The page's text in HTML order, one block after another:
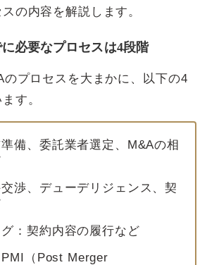
の内容を解説します。
必要なプロセスは4段階
のプロセスを大まかに、以下の4
す。
備、委託業者選定、M&Aの相
渉、デューデリジェンス、契
：契約内容の履行など
（Post Merger